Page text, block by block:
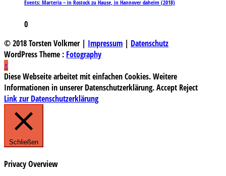
Events: Marteria – in Rostock zu Hause, in Hannover daheim (2018)
0
© 2018 Torsten Volkmer | Impressum | Datenschutz
WordPress Theme : Fotography
↑
Diese Webseite arbeitet mit einfachen Cookies. Weitere
Informationen in unserer Datenschutzerklärung.Accept Reject
Link zur Datenschutzerklärung
Schließen
Privacy Overview